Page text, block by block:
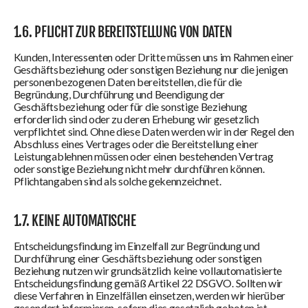
1.6. PFLICHT ZUR BEREITSTELLUNG VON DATEN
Kunden, Interessenten oder Dritte müssen uns im Rahmen einer
Geschäftsbeziehung oder sonstigen Beziehung nur die jenigen
personenbezogenen Daten bereitstellen, die für die
Begründung, Durchführung und Beendigung der
Geschäftsbeziehung oder für die sonstige Beziehung
erforderlich sind oder zu deren Erhebung wir gesetzlich
verpflichtet sind. Ohne diese Daten werden wir in der Regel den
Abschluss eines Vertrages oder die Bereitstellung einer
Leistungablehnen müssen oder einen bestehenden Vertrag
oder sonstige Beziehung nicht mehr durchführen können.
Pflichtangaben sind als solche gekennzeichnet.
1.7. KEINE AUTOMATISCHE
Entscheidungsfindung im Einzelfall zur Begründung und
Durchführung einer Geschäftsbeziehung oder sonstigen
Beziehung nutzen wir grundsätzlich keine vollautomatisierte
Entscheidungsfindung gemäß Artikel 22 DSGVO. Sollten wir
diese Verfahren in Einzelfällen einsetzen, werden wir hierüber